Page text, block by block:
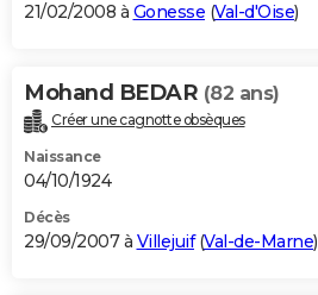
21/02/2008 à Gonesse (Val-d'Oise)
Mohand BEDAR (82 ans)
Créer une cagnotte obsèques
Naissance
04/10/1924
Décès
29/09/2007 à Villejuif(Val-de-Marne)